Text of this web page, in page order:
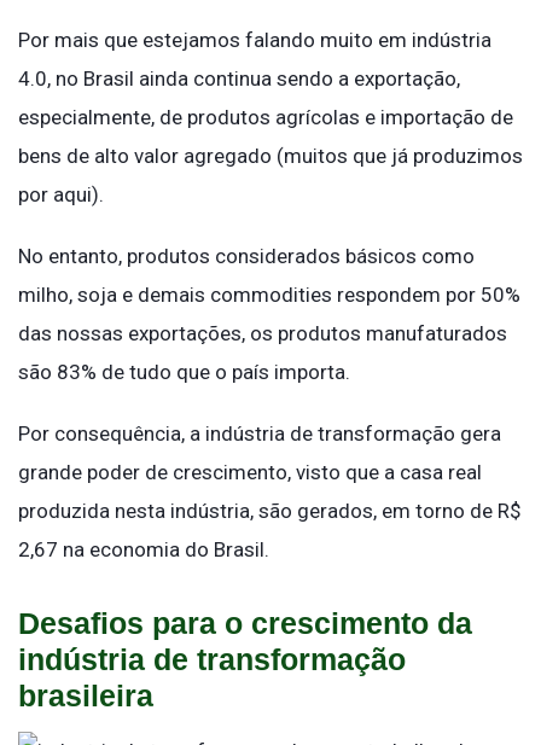
Por mais que estejamos falando muito em indústria
4.0, no Brasil ainda continua sendo a exportação,
especialmente, de produtos agrícolas e importação de
bens de alto valor agregado (muitos que já produzimos
por aqui).
No entanto, produtos considerados básicos como
milho, soja e demais commodities respondem por 50%
das nossas exportações, os produtos manufaturados
são 83% de tudo que o país importa.
Por consequência, a indústria de transformação gera
grande poder de crescimento, visto que a casa real
produzida nesta indústria, são gerados, em torno de R$
2,67 na economia do Brasil.
Desafios para o crescimento da
indústria de transformação
brasileira